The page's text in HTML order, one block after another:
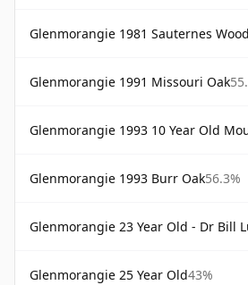
Glenmorangie 1981 Sauternes
Glenmorangie 1991 Missouri Oak
Glenmorangie 1993 10 Year Old
Glenmorangie 1993 Burr Oak56.3%
Glenmorangie 23 Year Old - Dr Bill Lumsden x
Glenmorangie 25 Year Old43%